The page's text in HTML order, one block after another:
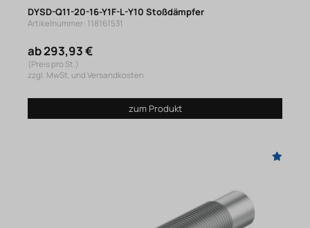
DYSD-Q11-20-16-Y1F-L-Y10 Stoßdämpfer
Artikelnummer: 118161531
ab 293,93 €
(Preis pro St.)
zzgl. MwSt. und Versandkosten
zum Produkt